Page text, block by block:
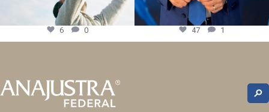
6 0 47 1